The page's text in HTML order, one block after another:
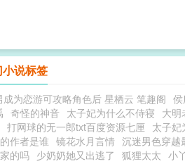
说标签
成为恋游可攻略角色后 星栖云 笔趣阁
奇怪的神音 太子妃为什么不侍寝 大明
打网球的无一郎txt百度资源七厘 太子妃
作者是谁 镜花水月言情 沉迷男色穿越
的吗 少奶奶她又出逃了 狐狸太太 小